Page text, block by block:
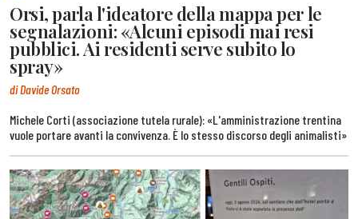
Orsi, parla l'ideatore della mappa per le
segnalazioni: «Alcuni episodi mai resi
pubblici. Ai residenti serve subito lo
spray»
di Davide Orsato
Michele Corti (associazione tutela rurale): «L'amministrazione trentina
vuole portare avanti la convivenza. È lo stesso discorso degli animalisti»